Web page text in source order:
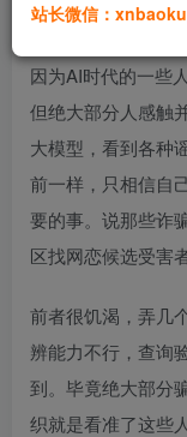
底下放，但人和人
因为AI时代的一些
但绝大部分人感触
大模型，看到各种
前一样，只相信自
要的事。说那些诈
区找网恋候选受害
前者很饥渴，弄几
辨能力不行，查询
到。毕竟绝大部分
织就是看准了这些
站长微信：xnbaoku